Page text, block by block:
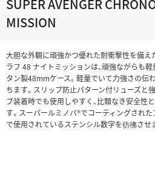
SUPER AVENGER
MISSION
大胆な外観に頑強かつ優れた耐衝撃性を備
ラフ 48 ナイトミッションは、頑強ながらも
タン製48mmケース。軽量でいて力強さの伝
ちます。スリップ防止パターン付リューズと
ブ装着時でも使用しやすく、比類なき安全性
す。スーパールミノバ®でコーティングされ
で使用されているステンシル数字を彷彿させ